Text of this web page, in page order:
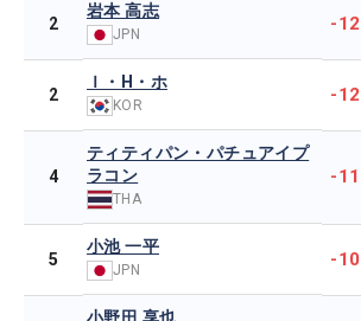
2
岩本 高志
JPN -12
2
Ｉ・H・ホ
KOR -12
4
ティティパン・パチュアイプ
ラコン
THA
-11
5
小池 一平
JPN -10